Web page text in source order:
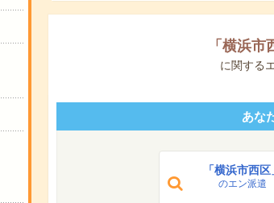
「 横浜市
に関する
あな
「横浜市西区
のエン派遣